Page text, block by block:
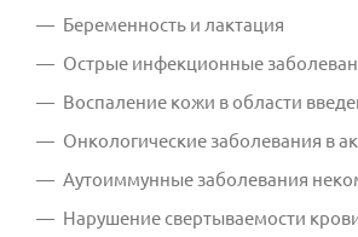
Беременность и лактация
Острые инфекционные
Воспаление кожи в области
Онкологические заболевания в
Аутоиммунные заболевания
Нарушение свертываемости